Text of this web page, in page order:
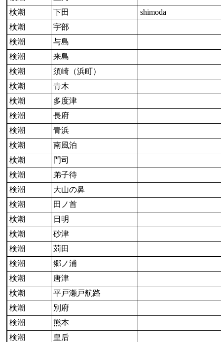
検潮
下田
shimoda
検潮
宇部
検潮
与島
検潮
来島
検潮
須崎（浜町）
検潮
青木
検潮
多度津
検潮
長府
検潮
青浜
検潮
南風泊
検潮
門司
検潮
弟子待
検潮
大山の鼻
検潮
田ノ首
検潮
日明
検潮
砂津
検潮
苅田
検潮
郷ノ浦
検潮
唐津
検潮
平戸瀬戸航路
検潮
別府
検潮
熊本
検潮
皇后